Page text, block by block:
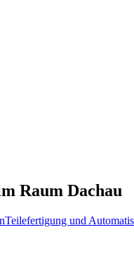
Raum Dachau
Teilefertigung und